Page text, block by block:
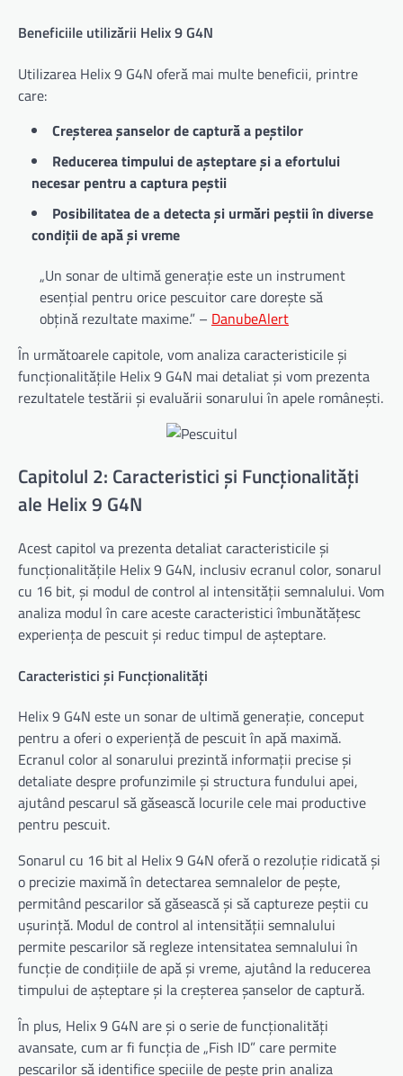
Beneficiile utilizării Helix 9 G4N
Utilizarea Helix 9 G4N oferă mai multe beneficii, printre
care:
Creșterea șanselor de captură a peștilor
Reducerea timpului de așteptare și a efortului
necesar pentru a captura peștii
Posibilitatea de a detecta și urmări peștii în diverse
condiții de apă și vreme
„Un sonar de ultimă generație este un instrument
esențial pentru orice pescuitor care dorește să
obțină rezultate maxime.” – DanubeAlert
În următoarele capitole, vom analiza caracteristicile și
funcționalitățile Helix 9 G4N mai detaliat și vom prezenta
rezultatele testării și evaluării sonarului în apele românești.
Capitolul 2: Caracteristici și Funcționalități
ale Helix 9 G4N
Acest capitol va prezenta detaliat caracteristicile și
funcționalitățile Helix 9 G4N, inclusiv ecranul color, sonarul
cu 16 bit, și modul de control al intensității semnalului. Vom
analiza modul în care aceste caracteristici îmbunătățesc
experiența de pescuit și reduc timpul de așteptare.
Caracteristici și Funcționalități
Helix 9 G4N este un sonar de ultimă generație, conceput
pentru a oferi o experiență de pescuit în apă maximă.
Ecranul color al sonarului prezintă informații precise și
detaliate despre profunzimile și structura fundului apei,
ajutând pescarul să găsească locurile cele mai productive
pentru pescuit.
Sonarul cu 16 bit al Helix 9 G4N oferă o rezoluție ridicată și
o precizie maximă în detectarea semnalelor de pește,
permitând pescarilor să găsească și să captureze peștii cu
ușurință. Modul de control al intensității semnalului
permite pescarilor să regleze intensitatea semnalului în
funcție de condițiile de apă și vreme, ajutând la reducerea
timpului de așteptare și la creșterea șanselor de captură.
În plus, Helix 9 G4N are și o serie de funcționalități
avansate, cum ar fi funcția de „Fish ID” care permite
pescarilor să identifice speciile de pește prin analiza